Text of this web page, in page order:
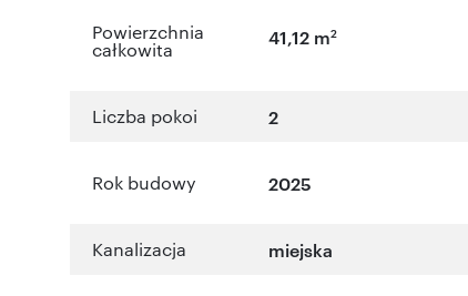
Powierzchnia
całkowita
41,12 m2
Liczba pokoi 2
Rok budowy 2025
Kanalizacja miejska